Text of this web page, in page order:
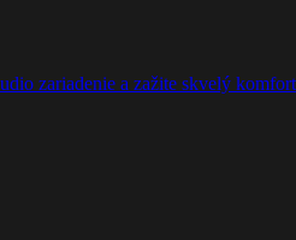
zariadenie a zažite skvelý